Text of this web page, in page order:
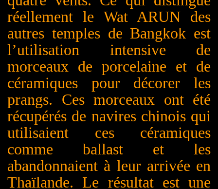
réellement le Wat ARUNdes
autres temples de Bangkok est
l’utilisation intensive de
morceaux de porcelaine et de
céramiques pour décorer les
prangs. Ces morceaux ont été
récupérés de navires chinois qui
utilisaient ces céramiques
comme ballast et les
abandonnaient à leur arrivée en
Thaïlande. Le résultat est une